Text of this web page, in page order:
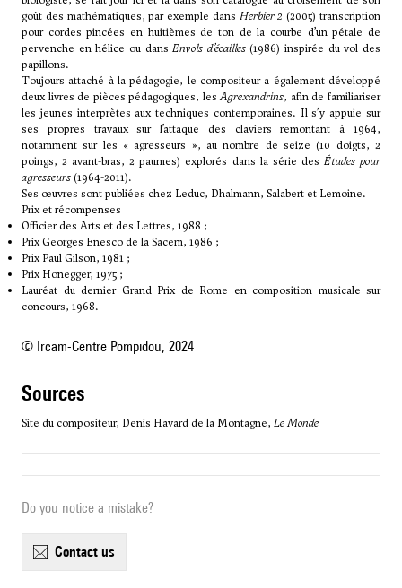
goût des mathématiques, par exemple dans Herbier 2 (2005) transcription
pour cordes pincées en huitièmes de ton de la courbe d’un pétale de
pervenche en hélice ou dansEnvols d’écailles(1986) inspirée du vol des
papillons.
Toujours attaché à la pédagogie, le compositeur a également développé
deux livres de pièces pédagogiques, lesAgrexandrins, afin de familiariser
les jeunes interprètes aux techniques contemporaines. Il s’y appuie sur
ses propres travaux sur l’attaque des claviers remontant à 1964,
notamment sur les « agresseurs », au nombre de seize (10 doigts, 2
poings, 2 avant-bras, 2 paumes) explorés dans la série des Études pour
agresseurs (1964-2011).
Ses œuvres sont publiées chez Leduc, Dhalmann, Salabert et Lemoine.
Prix et récompenses
Officier des Arts et des Lettres, 1988 ;
Prix Georges Enesco de la Sacem, 1986 ;
Prix Paul Gilson, 1981 ;
Prix Honegger, 1975 ;
Lauréat du dernier Grand Prix de Rome en composition musicale sur
concours, 1968.
© Ircam-Centre Pompidou, 2024
sources
Site du compositeur, Denis Havard de la Montagne, Le Monde
Do you notice a mistake?
contact us